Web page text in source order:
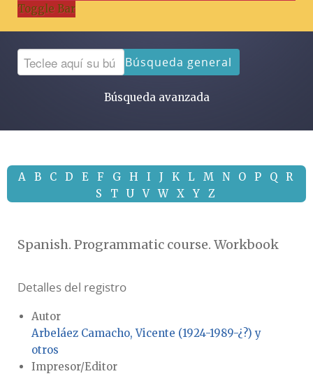
Toggle Bar
Búsqueda general
Búsqueda avanzada
A B C D E F G H I J K L M N O P Q
R
S
T U V W X Y Z
Spanish. Programmatic course. Workbook
Detalles del registro
Autor
Arbeláez Camacho, Vicente (1924-1989-¿?) y
otros
Impresor/Editor